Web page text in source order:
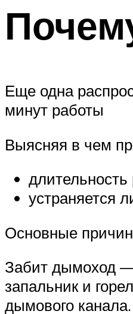
Еще одна
минут работы
Выясняя в чем
устраняется
Основные
Забит дымоход —
запальник и
дымового канала.